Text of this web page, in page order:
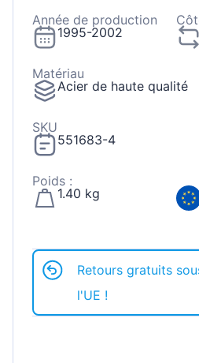
Année de production
1995-2002
Matériau
Acier de haute qualité
SKU
551683-4
Poids :
1.40 kg
Retours gratuits
l'UE !